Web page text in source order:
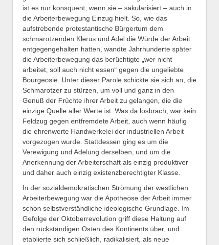
ist es nur konsquent, wenn sie – säkularisiert – auch in
die Arbeiterbewegung Einzug hielt. So, wie das
aufstrebende protestantische Bürgertum dem
schmarotzenden Klerus und Adel die Würde der Arbeit
entgegengehalten hatten, wandte Jahrhunderte später
die Arbeiterbewegung das berüchtigte „wer nicht
arbeitet, soll auch nicht essen“ gegen die ungeliebte
Bourgeosie. Unter dieser Parole schickte sie sich an, die
Schmarotzer zu stürzen, um voll und ganz in den
Genuß der Früchte ihrer Arbeit zu gelangen, die die
einzige Quelle aller Werte ist. Was da losbrach, war kein
Feldzug gegen entfremdete Arbeit, auch wenn häufig
die ehrenwerte Handwerkelei der industriellen Arbeit
vorgezogen wurde. Stattdessen ging es um die
Verewigung und Adelung derselben, und um die
Anerkennung der Arbeiterschaft als einzig produktiver
und daher auch einzig existenzberechtigter Klasse.
In der sozialdemokratischen Strömung der westlichen
Arbeiterbewegung war die Apotheose der Arbeit immer
schon selbstverständliche ideologische Grundlage. Im
Gefolge der Oktoberrevolution griff diese Haltung auf
den rückständigen Osten des Kontinents über, und
etablierte sich schließlich, radikalisiert, als neue